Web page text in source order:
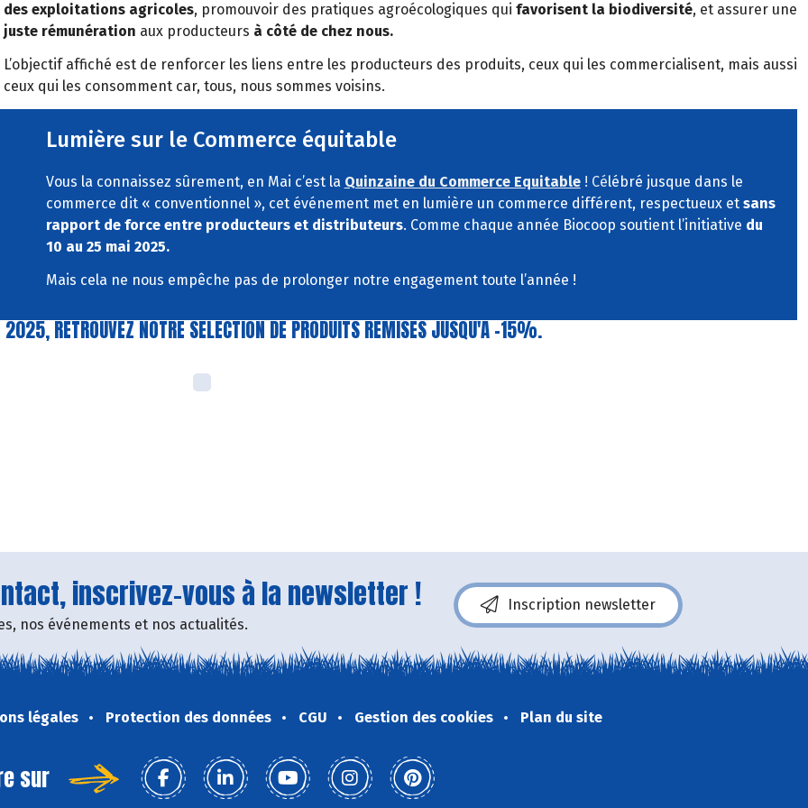
des exploitations agricoles, promouvoir des pratiques agroécologiques qui favorisent la biodiversité, et assurer une
juste rémunération aux producteurs à côté de chez nous.
L’objectif affiché est de renforcer les liens entre les producteurs des produits, ceux qui les commercialisent, mais aussi
ceux qui les consomment car, tous, nous sommes voisins.
Lumière sur le Commerce équitable
Vous la connaissez sûrement, en Mai c’est la Quinzaine du Commerce Equitable! Célébré jusque dans le
commerce dit « conventionnel », cet événement met en lumière un commerce différent, respectueux etsans
rapport de force entre producteurs et distributeurs. Comme chaque année Biocoop soutient l’initiative du
10 au 25 mai 2025.
Mais cela ne nous empêche pas de prolonger notre engagement toute l’année !
RETROUVEZ NOTRE SELECTION DE PRODUITS REMISES JUSQU'A -15%.
inscrivez-vous à la newsletter !
nos événements et nos actualités.
Inscription newsletter
légales Protection des données CGU Gestion des cookies Plan du site
sur